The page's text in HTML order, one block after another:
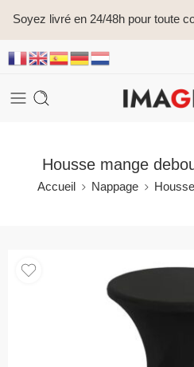
Soyez livré en 24/48h pour toute
Housse mange
Accueil Nappage